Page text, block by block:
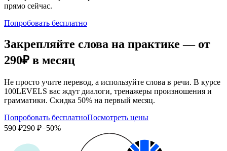
прямо сейчас.
Попробовать бесплатно
Закрепляйте слова на практике — от
290₽ в месяц
Не просто учите перевод, а используйте слова в речи. В курсе
100LEVELS вас ждут диалоги, тренажеры произношения и
грамматики. Скидка 50% на первый месяц.
Попробовать бесплатноПосмотреть цены
590 ₽290 ₽−50%